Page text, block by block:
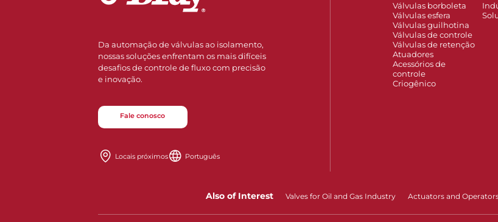
Da automação de válvulas ao isolamento,
nossas soluções enfrentam os mais difíceis
desafios de controle de fluxo com precisão
e inovação.
Fale conosco
Locais próximos Português
Válvulas borboleta
Válvulas esfera
Válvulas guilhotina
Válvulas de controle
Válvulas de retenção
Atuadores
Acessórios de
controle
Criogênico
Also of Interest Valves for Oil and Gas Industry Actuators and